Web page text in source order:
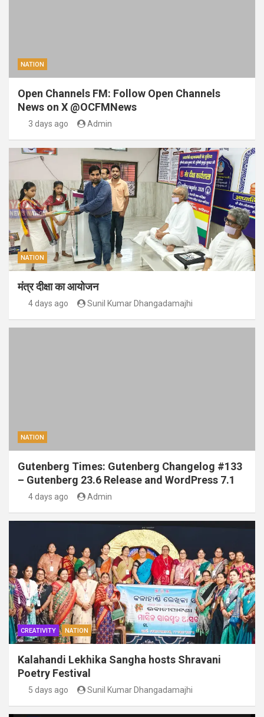
NATION
Open Channels FM: Follow Open Channels
News on X @OCFMNews
3 days ago Admin
NATION
मंत्र दीक्षा का आयोजन
4 days ago Sunil Kumar Dhangadamajhi
NATION
Gutenberg Times: Gutenberg Changelog #133
– Gutenberg 23.6 Release and WordPress 7.1
4 days ago Admin
CREATIVITY NATION
Kalahandi Lekhika Sangha hosts Shravani
Poetry Festival
5 days ago Sunil Kumar Dhangadamajhi